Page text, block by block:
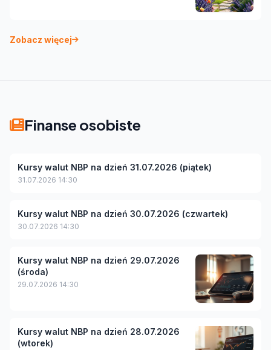
Zobacz więcej
Finanse osobiste
Kursy walut NBP na dzień 31.07.2026 (piątek)
31.07.2026 14:30
Kursy walut NBP na dzień 30.07.2026 (czwartek)
30.07.2026 14:30
Kursy walut NBP na dzień 29.07.2026
(środa)
29.07.2026 14:30
Kursy walut NBP na dzień 28.07.2026
(wtorek)